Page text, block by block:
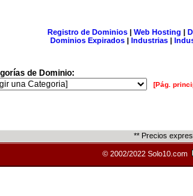
Registro de Dominios| Web Hosting |
Dominios Expirados | Industrias |
de Dominio:
[Pág.
** Precios
© 2002/2022 Solo10.com